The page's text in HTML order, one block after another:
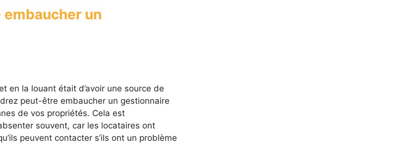
un
en la louant était d’avoir une source de
peut-être embaucher un gestionnaire
de vos propriétés. Cela est
souvent, car les locataires ont
peuvent contacter s’ils ont un problème